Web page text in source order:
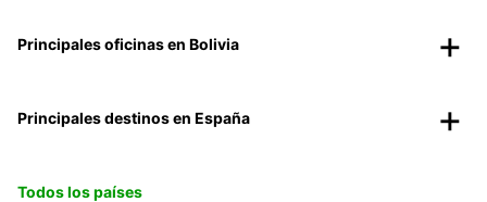
Principales oficinas en Bolivia
Principales destinos en España
Todos los países